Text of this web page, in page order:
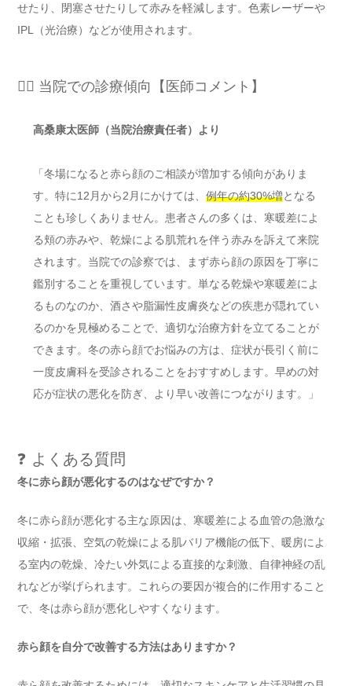
せたり、閉塞させたりして赤みを軽減します。色素レーザーや
IPL（光治療）などが使用されます。
👨‍⚕️ 当院での診療傾向【医師コメント】
高桑康太医師（当院治療責任者）より
「冬場になると赤ら顔のご相談が増加する傾向がありま
す。特に12月から2月にかけては、 例年の約30%増となる
ことも珍しくありません。患者さんの多くは、寒暖差によ
る頬の赤みや、乾燥による肌荒れを伴う赤みを訴えて来院
されます。当院での診察では、まず赤ら顔の原因を丁寧に
鑑別することを重視しています。単なる乾燥や寒暖差によ
るものなのか、酒さや脂漏性皮膚炎などの疾患が隠れてい
るのかを見極めることで、適切な治療方針を立てることが
できます。冬の赤ら顔でお悩みの方は、症状が長引く前に
一度皮膚科を受診されることをおすすめします。早めの対
応が症状の悪化を防ぎ、より早い改善につながります。」
❓ よくある質問
冬に赤ら顔が悪化するのはなぜですか？
冬に赤ら顔が悪化する主な原因は、寒暖差による血管の急激な
収縮・拡張、空気の乾燥による肌バリア機能の低下、暖房によ
る室内の乾燥、冷たい外気による直接的な刺激、自律神経の乱
れなどが挙げられます。これらの要因が複合的に作用すること
で、冬は赤ら顔が悪化しやすくなります。
赤ら顔を自分で改善する方法はありますか？